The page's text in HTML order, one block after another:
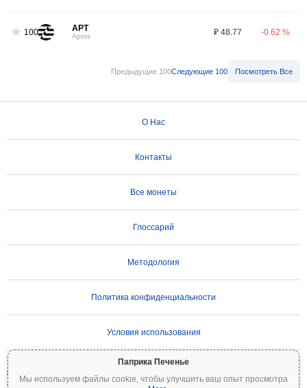
Паприка Печенье
Мы используем файлы cookie, чтобы улучшить ваш опыт просмотра
100 APT
Aptos ₽ 48.77 -0.62 %
Предыдущие 100Следующие 100 Посмотреть Все
О Нас
Контакты
Все монеты
Глоссарий
Методология
Политика конфиденциальности
Условия использования
ВАЖНОЕ ПРЕДУПРЕЖДЕНИЕ:
волатильностью и сопряжены со значительными рисками. Вы можете потерять